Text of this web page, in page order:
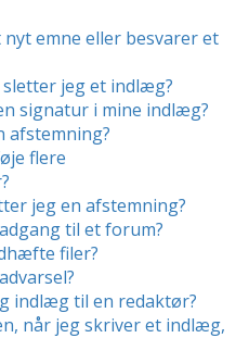
emne eller besvarer et
jeg et indlæg?
signatur i mine indlæg?
afstemning?
flere
jeg en afstemning?
til et forum?
filer?
indlæg til en redaktør?
når jeg skriver et indlæg,